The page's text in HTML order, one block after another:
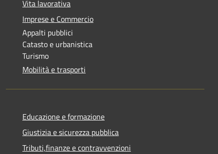
Vita lavorativa
Imprese e Commercio
Appalti pubblici
Catasto e urbanistica
Turismo
Mobilità e trasporti
Educazione e formazione
Giustizia e sicurezza pubblica
Tributi,finanze e contravvenzioni